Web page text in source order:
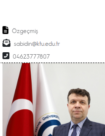
Özgeçmiş
sabidin
04623777807